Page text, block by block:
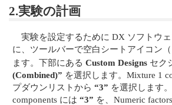
2.実験の計画
実験を設定するために DX ソフトウ
に、ツールバーで空白シートアイコン（
ます。下部にあるCustom Designs セク
(Combined)” を選択します。Mixture 1
プダウンリストから“3” を選択します
components には“3” を、Numeric